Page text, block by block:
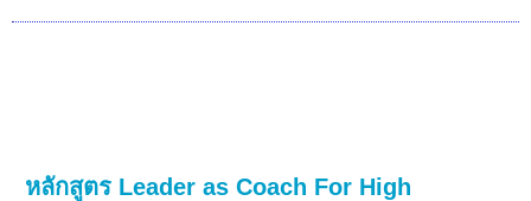
หลักสูตร Leader as Coach For High